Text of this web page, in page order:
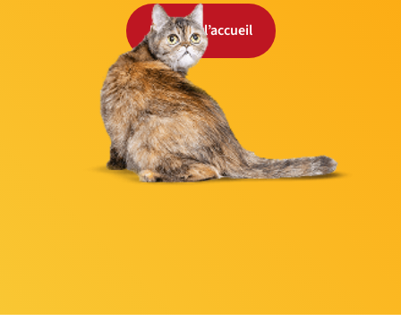
Retour à l’accueil